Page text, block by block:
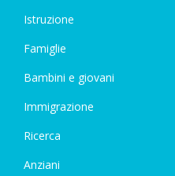
Istruzione
Famiglie
Bambini e giovani
Immigrazione
Ricerca
Anziani